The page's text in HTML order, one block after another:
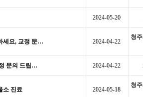
2024-05-20
세요, 교정 문… 2024-04-22
청
문의 드립… 2024-04-22
소 진료 2024-05-18
청